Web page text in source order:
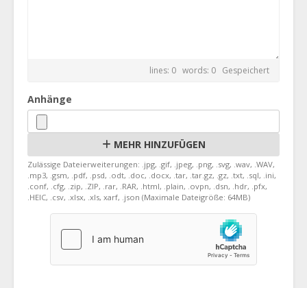
lines: 0 words: 0 Gespeichert
Anhänge
MEHR HINZUFÜGEN
Zulässige Dateierweiterungen: .jpg, .gif, .jpeg, .png, .svg, .wav, .WAV,
.mp3, .gsm, .pdf, .psd, .odt, .doc, .docx, .tar, .tar.gz, .gz, .txt, .sql, .ini,
.conf, .cfg, .zip, .ZIP, .rar, .RAR, .html, .plain, .ovpn, .dsn, .hdr, .pfx,
.HEIC, .csv, .xlsx, .xls, xarf, .json (Maximale Dateigröße: 64MB)